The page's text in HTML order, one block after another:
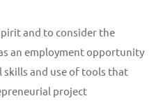
and to consider the
an employment opportunity
and use of tools that
project